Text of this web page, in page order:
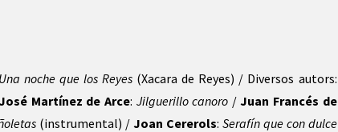
Una noche que los Reyes (Xacara de Reyes) / Diversos autors:
Martínez de Arce: Jilguerillo canoro /Juan Francés de
(instrumental) /Joan Cererols: Serafín que con dulce